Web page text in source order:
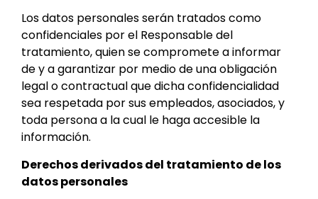
Los datos personales serán tratados como
confidenciales por el Responsable del
tratamiento, quien se compromete a informar
de y a garantizar por medio de una obligación
legal o contractual que dicha confidencialidad
sea respetada por sus empleados, asociados, y
toda persona a la cual le haga accesible la
información.
Derechos derivados del tratamiento de los
datos personales